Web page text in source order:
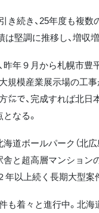
き続き、25年度も複数
堅調に推移し、増収
昨年９月から札幌市豊
規模産業展示場の工
㍍で、完成すれば北日
なる。
道ボールパーク（北広
舎と超高層マンション
年以上続く長期大型案
も着々と進行中。北海